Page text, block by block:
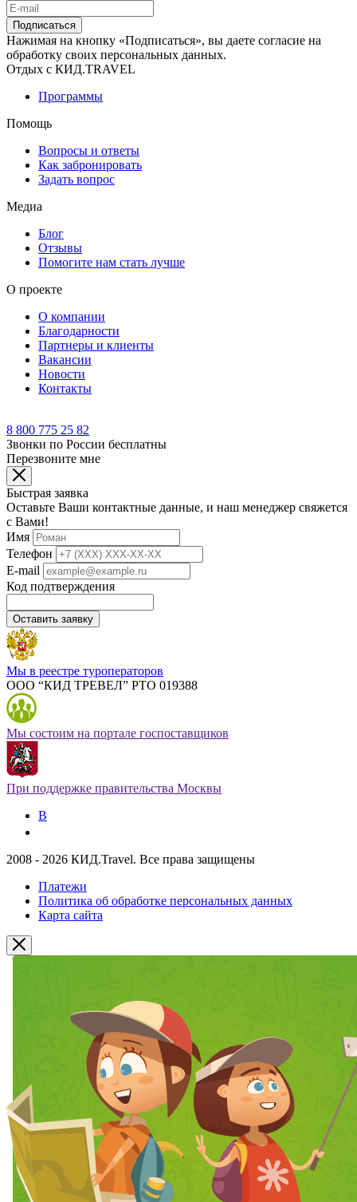
Подписаться
Нажимая на кнопку «Подписаться», вы даете согласие на
обработку своих персональных данных.
Отдых с КИД.TRAVEL
Программы
Помощь
Вопросы и ответы
Как забронировать
Задать вопрос
Медиа
Блог
Отзывы
Помогите нам стать лучше
О проекте
О компании
Благодарности
Партнеры и клиенты
Вакансии
Новости
Контакты
8 800 775 25 82
Звонки по России бесплатны
Перезвоните мне
Быстрая заявка
Оставьте Ваши контактные данные, и наш менеджер свяжется
с Вами!
Имя
Телефон
E-mail
Код подтверждения
Оставить заявку
Мы в реестре туроператоров
ООО “КИД ТРЕВЕЛ” РТО 019388
Мы состоим на портале госпоставщиков
При поддержке правительства Москвы
В
2008 - 2026 КИД.Travel. Все права защищены
Платежи
Политика об обработке персональных данных
Карта сайта